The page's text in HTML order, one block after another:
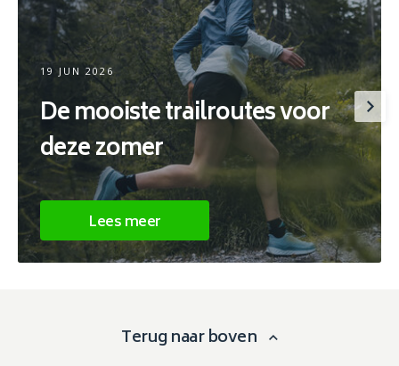
19 JUN 2026
De mooiste trailroutes voor
deze zomer
Lees meer
Terug naar boven